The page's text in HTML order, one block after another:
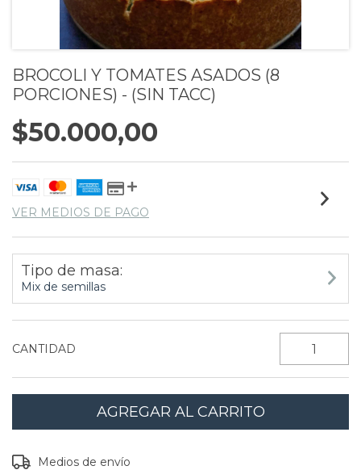
BROCOLI Y TOMATES ASADOS (8
PORCIONES) - (SIN TACC)
$50.000,00
VER MEDIOS DE PAGO
Tipo de masa:
Mix de semillas
CANTIDAD
Entregas para el CP:
Medios de envío